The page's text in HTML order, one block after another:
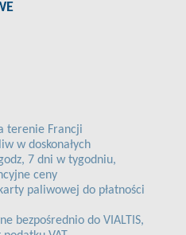
terenie Francji
w doskonałych
7 dni w tygodniu,
ceny
paliwowej do płatności
bezpośrednio do VIALTIS,